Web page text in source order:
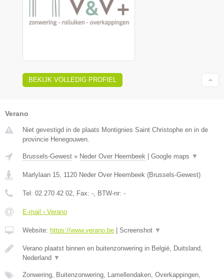
BEKIJK VOLLEDIG PROFIEL
Verano
Niet gevestigd in de plaats Montignies Saint Christophe en in de
provincie Henegouwen.
Brussels-Gewest » Neder Over Heembeek Google maps ▼
Marlylaan 15, 1120 Neder Over Heembeek (Brussels-Gewest)
Tel: 02 270 42 02, Fax: -, BTW-nr: -
E-mail › Verano
Website: https://www.verano.be Screenshot ▼
Verano plaatst binnen en buitenzonwering in België, Duitsland,
Nederland ▼
Zonwering, Buitenzonwering, Lamellendaken, Overkappingen,